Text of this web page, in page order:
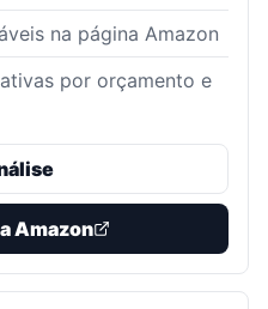
na página Amazon
por orçamento e
Amazon